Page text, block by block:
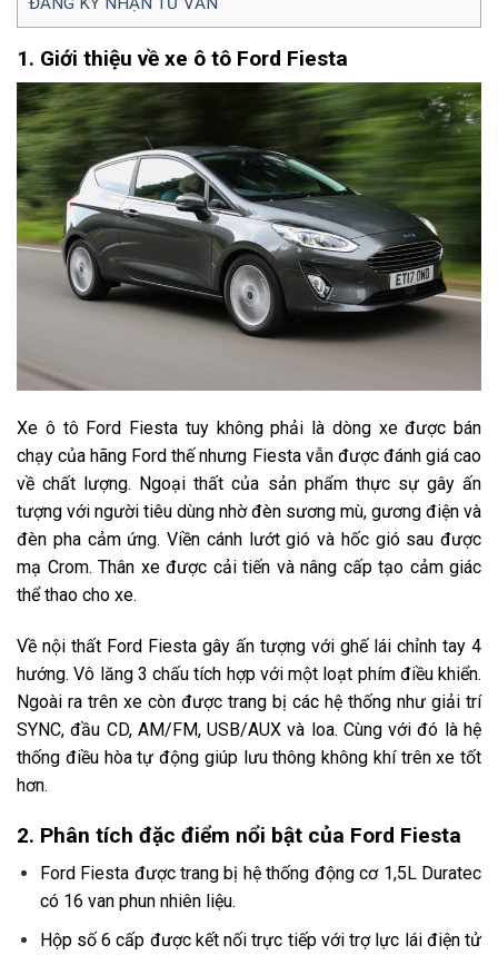
1. Giới thiệu về xe ô tô Ford Fiesta
Xe ô tô Ford Fiesta tuy không phải là dòng xe được bán
chạy của hãng Ford thế nhưng Fiesta vẫn được đánh giá cao
về chất lượng. Ngoại thất của sản phẩm thực sự gây ấn
tượng với người tiêu dùng nhờ đèn sương mù, gương điện và
đèn pha cảm ứng. Viền cánh lướt gió và hốc gió sau được
mạ Crom. Thân xe được cải tiến và nâng cấp tạo cảm giác
thể thao cho xe.
Về nội thất Ford Fiesta gây ấn tượng với ghế lái chỉnh tay 4
hướng. Vô lăng 3 chấu tích hợp với một loạt phím điều khiển.
Ngoài ra trên xe còn được trang bị các hệ thống như giải trí
SYNC, đầu CD, AM/FM, USB/AUX và loa. Cùng với đó là hệ
thống điều hòa tự động giúp lưu thông không khí trên xe tốt
hơn.
2. Phân tích đặc điểm nổi bật của Ford Fiesta
Ford Fiesta được trang bị hệ thống động cơ 1,5L Duratec
có 16 van phun nhiên liệu.
Hộp số 6 cấp được kết nối trực tiếp với trợ lực lái điện tử